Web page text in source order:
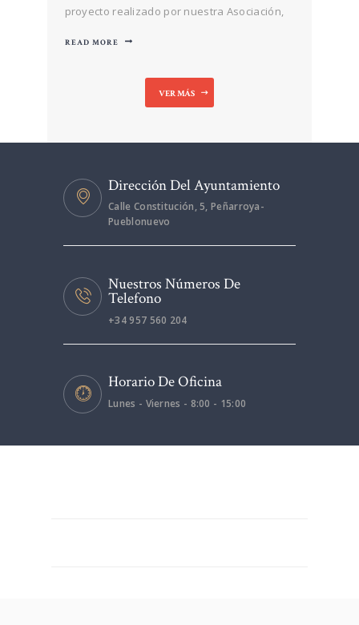
proyecto realizado por nuestra Asociación,
la Subvención de Diputación de Córdoba,
convocatoria 2021 para proyectos de
READ MORE
VER MÁS
Dirección Del Ayuntamiento
Calle Constitución, 5, Peñarroya-
Pueblonuevo
Nuestros Números De
Telefono
+34 957 560 204
Horario De Oficina
Lunes - Viernes - 8:00 - 15:00